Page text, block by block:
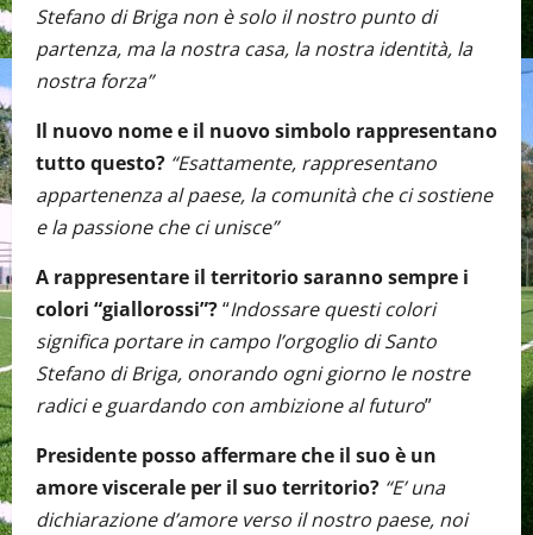
Stefano di Briga non è solo il nostro punto di
partenza, ma la nostra casa, la nostra identità, la
nostra forza”
Il nuovo nome e il nuovo simbolo rappresentano
tutto questo? “Esattamente, rappresentano
appartenenza al paese, la comunità che ci sostiene
e la passione che ci unisce”
A rappresentare il territorio saranno sempre i
colori “giallorossi”?“Indossare questi colori
significa portare in campo l’orgoglio di Santo
Stefano di Briga, onorando ogni giorno le nostre
radici e guardando con ambizione al futuro”
Presidente posso affermare che il suo è un
amore viscerale per il suo territorio? “E’ una
dichiarazione d’amore verso il nostro paese, noi